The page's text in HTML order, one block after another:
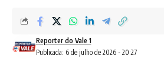
Publicada: 6 de julho de 2026 - 20:27
Reporter do Vale 1